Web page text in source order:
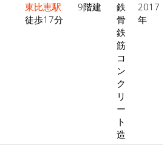
東比恵駅
徒歩17分
9階建
鉄
骨
鉄
筋
コ
ン
ク
リ
ー
ト
造
2017
年